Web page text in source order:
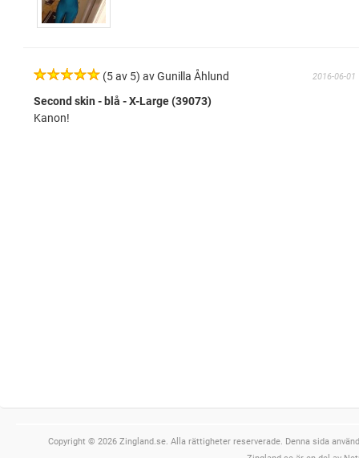
(5 av 5) av Gunilla Åhlund 2016-06-01
Second skin - blå - X-Large (39073)
Kanon!
Copyright © 2026 Zingland.se. Alla rättigheter reserverade. Denna sida